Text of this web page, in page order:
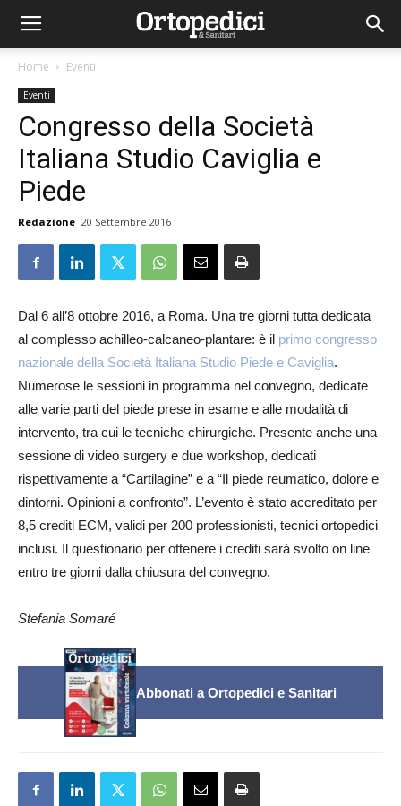
Home Eventi
Eventi
Congresso della Società
Italiana Studio Caviglia e
Piede
Redazione 20 Settembre 2016
Dal 6 all’8 ottobre 2016, a Roma. Una tre giorni tutta dedicata
al complesso achilleo-calcaneo-plantare: è il primo congresso
nazionale della Società Italiana Studio Piede e Caviglia.
Numerose le sessioni in programma nel convegno, dedicate
alle varie parti del piede prese in esame e alle modalità di
intervento, tra cui le tecniche chirurgiche. Presente anche una
sessione di video surgery e due workshop, dedicati
rispettivamente a “Cartilagine” e a “Il piede reumatico, dolore e
dintorni. Opinioni a confronto”. L’evento è stato accreditato per
8,5 crediti ECM, validi per 200 professionisti, tecnici ortopedici
inclusi. Il questionario per ottenere i crediti sarà svolto on line
entro tre giorni dalla chiusura del convegno.
Stefania Somaré
Abbonati a Ortopedici e Sanitari